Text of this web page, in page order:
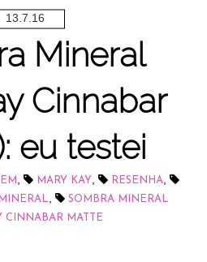
13.7.16
Mineral
Cinnabar
eu testei
, MARY KAY, RESENHA,
,
SOMBRA MINERAL
CINNABAR MATTE